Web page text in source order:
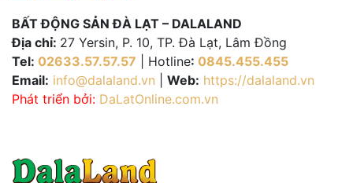
BẤT ĐỘNG SẢN ĐÀ LẠT – DALALAND
Địa chỉ: 27 Yersin, P. 10, TP. Đà Lạt, Lâm Đồng
Tel: 02633.57.57.57 | Hotline: 0845.455.455
Email: info@dalaland.vn Web: https://dalaland.vn
Phát triển bởi: DaLatOnline.com.vn